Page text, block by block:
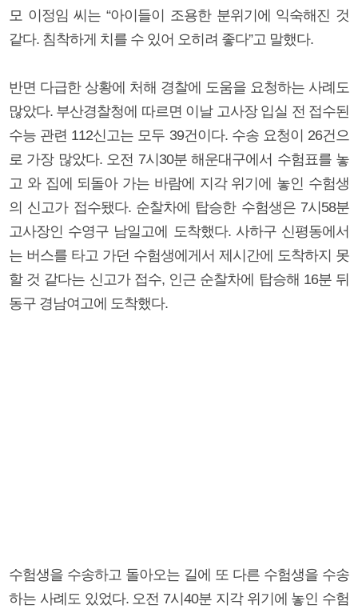
모 이정임 씨는 “아이들이 조용한 분위기에 익숙해진 것
같다. 침착하게 치를 수 있어 오히려 좋다”고 말했다.
반면 다급한 상황에 처해 경찰에 도움을 요청하는 사례도
많았다. 부산경찰청에 따르면 이날 고사장 입실 전 접수된
수능 관련 112신고는 모두 39건이다. 수송 요청이 26건으
로 가장 많았다. 오전 7시30분 해운대구에서 수험표를 놓
고 와 집에 되돌아 가는 바람에 지각 위기에 놓인 수험생
의 신고가 접수됐다. 순찰차에 탑승한 수험생은 7시58분
고사장인 수영구 남일고에 도착했다. 사하구 신평동에서
는 버스를 타고 가던 수험생에게서 제시간에 도착하지 못
할 것 같다는 신고가 접수, 인근 순찰차에 탑승해 16분 뒤
동구 경남여고에 도착했다.
수험생을 수송하고 돌아오는 길에 또 다른 수험생을 수송
하는 사례도 있었다. 오전 7시40분 지각 위기에 놓인 수험